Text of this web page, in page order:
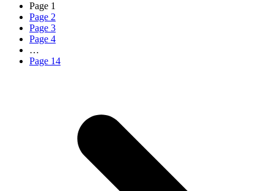
Page 1
Page 2
Page 3
Page 4
…
Page 14